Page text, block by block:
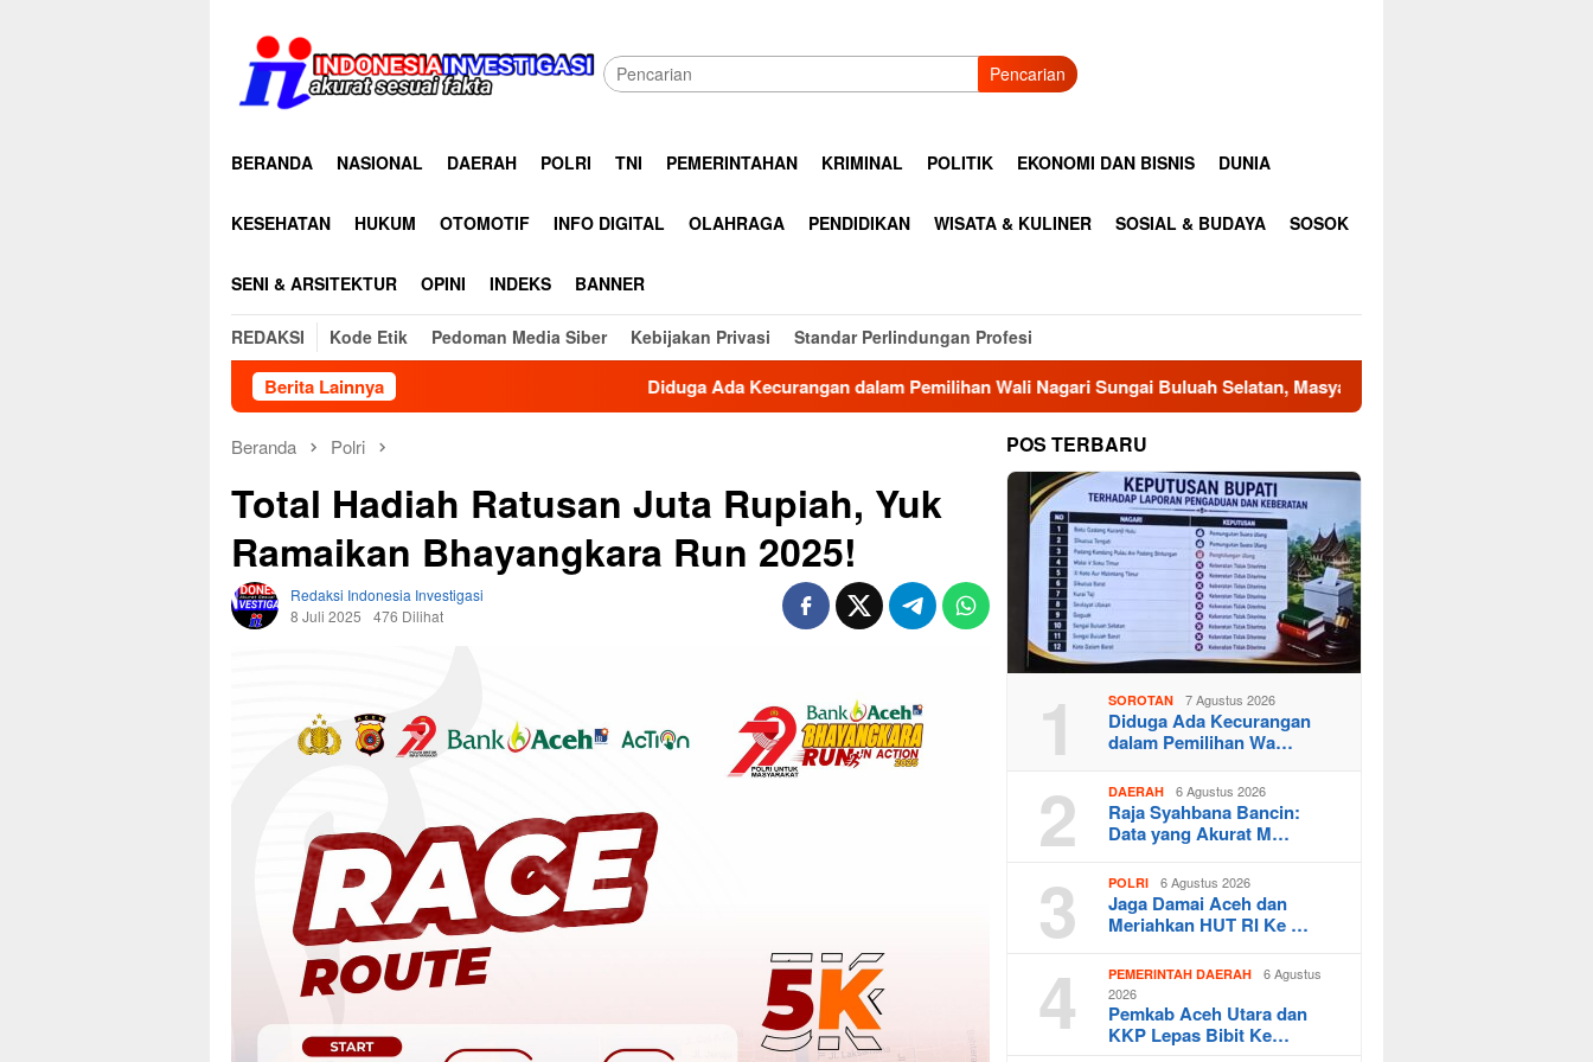
konten
Pencarian
BERANDA NASIONAL DAERAH POLRI TNI PEMERINTAHAN KRIMINAL POLITIK EKONOMI DAN BISNIS DUNIA
KESEHATAN HUKUM OTOMOTIF INFO DIGITAL OLAHRAGA PENDIDIKAN WISATA & KULINER SOSIAL & BUDAYA SOSOK
SENI & ARSITEKTUR OPINI INDEKS BANNER
REDAKSI Kode Etik Pedoman Media Siber Kebijakan Privasi Standar Perlindungan Profesi
Berita Lainnya Diduga Ada Kecurangan dalam Pemilihan Wali Nagari Sungai Buluah Selatan, Masyarakat Minta Bupati Tinjau Kembali Keputusan
Beranda Polri
Total Hadiah Ratusan Juta Rupiah, Yuk
Ramaikan Bhayangkara Run 2025!
Redaksi Indonesia Investigasi
8 Juli 2025
476 Dilihat
POS TERBARU
1 SOROTAN 7 Agustus 2026
Diduga Ada Kecurangan
dalam Pemilihan Wa…
2 DAERAH 6 Agustus 2026
Raja Syahbana Bancin:
Data yang Akurat M…
3 POLRI 6 Agustus 2026
Jaga Damai Aceh dan
Meriahkan HUT RI Ke …
4 PEMERINTAH DAERAH
6 Agustus
2026
Pemkab Aceh Utara dan
KKP Lepas Bibit Ke…